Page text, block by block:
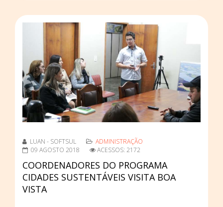
LUAN - SOFTSUL
ADMINISTRAÇÃO
09 AGOSTO 2018
ACESSOS: 2172
COORDENADORES DO PROGRAMA
CIDADES SUSTENTÁVEIS VISITA BOA
VISTA